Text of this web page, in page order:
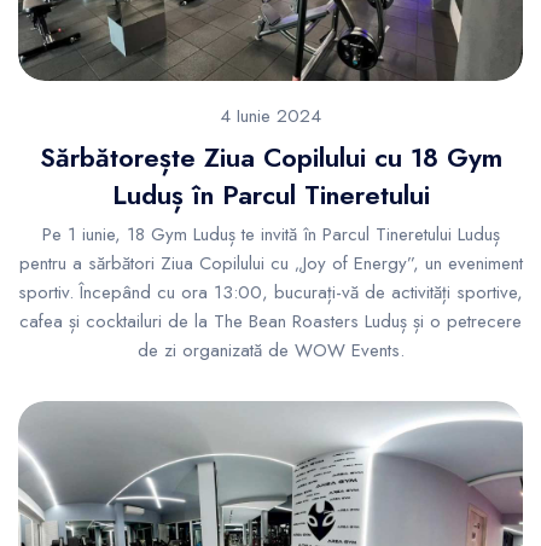
4 Iunie 2024
Sărbătorește Ziua Copilului cu 18 Gym
Luduș în Parcul Tineretului
Pe 1 iunie, 18 Gym Luduș te invită în Parcul Tineretului Luduș
pentru a sărbători Ziua Copilului cu „Joy of Energy”, un eveniment
sportiv. Începând cu ora 13:00, bucurați-vă de activități sportive,
cafea și cocktailuri de la The Bean Roasters Luduș și o petrecere
de zi organizată de WOW Events.